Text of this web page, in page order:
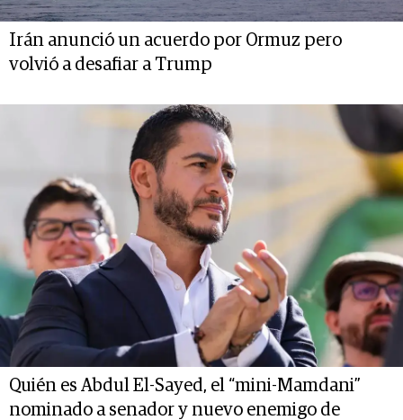
Irán anunció un acuerdo por Ormuz pero
volvió a desafiar a Trump
Quién es Abdul El-Sayed, el “mini-Mamdani”
nominado a senador y nuevo enemigo de